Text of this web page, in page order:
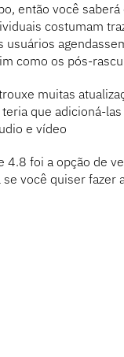
então você
costumam
usuários
como os pós-
muitas
que adicioná-
e vídeo
4.8 foi a opção de
você quiser fazer